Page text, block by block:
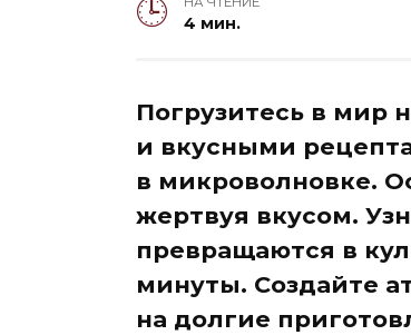
4 мин.
Погрузитесь в мир
и вкусными
в микроволновке.
жертвуя вкусом.
превращаются в
минуты. Создайте
на долгие